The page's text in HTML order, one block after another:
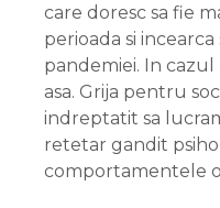
care doresc sa fie
perioada si
pandemiei. In
asa. Grija pentru
indreptatit sa
retetar gandit
comportamentele